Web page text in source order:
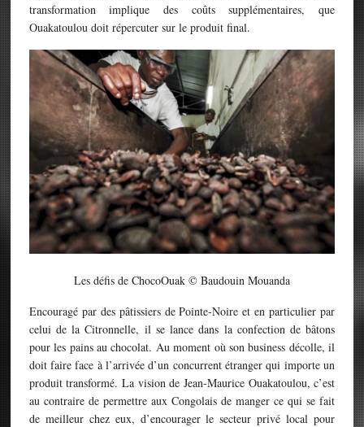
transformation implique des coûts supplémentaires, que
Ouakatoulou doit répercuter sur le produit final.
Les défis de ChocoOuak © Baudouin Mouanda
Encouragé par des pâtissiers de Pointe-Noire et en particulier par
celui de la Citronnelle, il se lance dans la confection de bâtons
pour les pains au chocolat. Au moment où son business décolle, il
doit faire face à l’arrivée d’un concurrent étranger qui importe un
produit transformé. La vision de Jean-Maurice Ouakatoulou, c’est
au contraire de permettre aux Congolais de manger ce qui se fait
de meilleur chez eux, d’encourager le secteur privé local pour